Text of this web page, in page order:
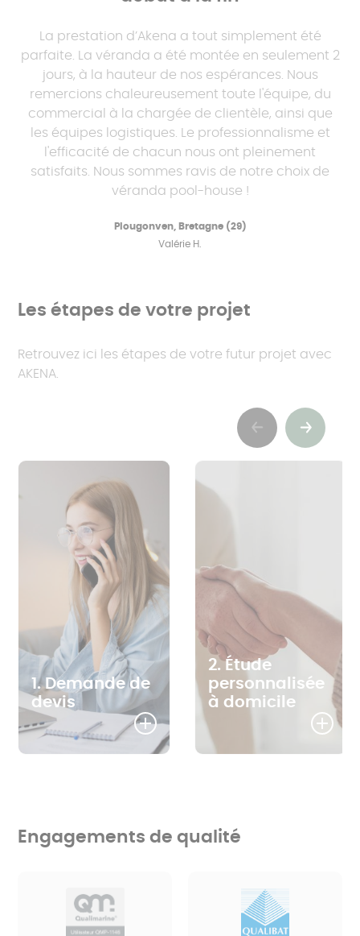
de brillance conservée en plus
que les teintes classiques. Résiste
mieux aux UV, aux chocs et au
vieillissement.
La prestation d’Akena a tout simplement été
parfaite. La véranda a été montée en seulement 2
jours, à la hauteur de nos espérances. Nous
remercions chaleureusement toute l'équipe, du
commercial à la chargée de clientèle, ainsi que
les équipes logistiques. Le professionnalisme et
l'efficacité de chacun nous ont pleinement
satisfaits. Nous sommes ravis de notre choix de
véranda pool-house !
Plougonven, Bretagne (29)
Valérie H.
Les étapes de votre projet
Retrouvez ici les étapes de votre futur projet avec
AKENA.
PreviousNext
1. Demande de
devis
2. Étude
personnalisée
à domicile
Engagements de qualité